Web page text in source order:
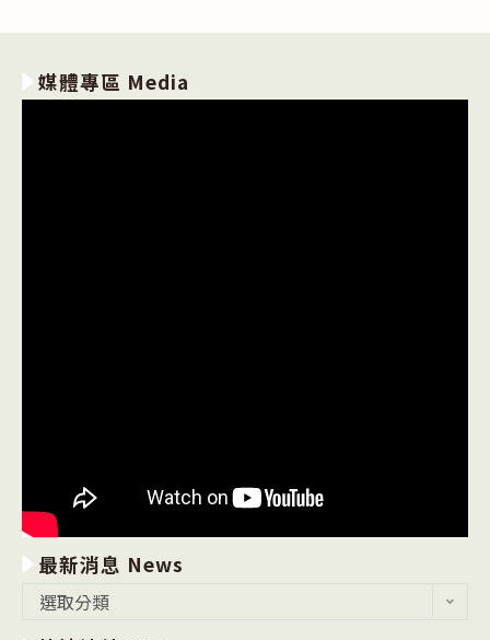
媒體專區 Media
最新消息 News
選取分類